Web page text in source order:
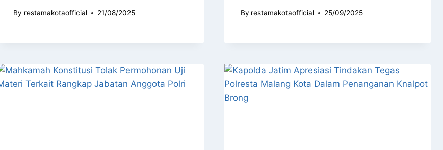
By restamakotaofficial 21/08/2025 By restamakotaofficial 25/09/2025